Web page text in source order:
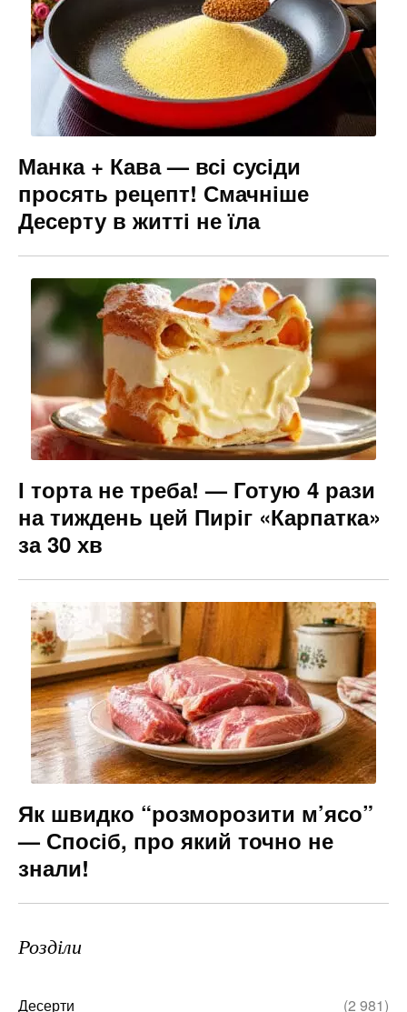
Манка + Кава — всі сусіди
просять рецепт! Смачніше
Десерту в житті не їла
І торта не треба! — Готую 4 рази
на тиждень цей Пиріг «Карпатка»
за 30 хв
Як швидко “розморозити м’ясо”
— Спосіб, про який точно не
знали!
Розділи
Десерти (2 981)